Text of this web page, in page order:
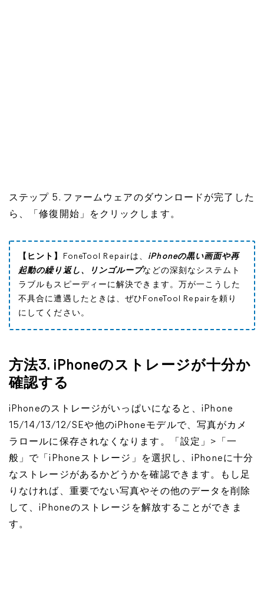
ステップ 5. ファームウェアのダウンロードが完了した
ら、「修復開始」をクリックします。
【ヒント】 FoneTool Repairは、 iPhoneの黒い画面や再
起動の繰り返し、リンゴループなどの深刻なシステムト
ラブルもスピーディーに解決できます。万が一こうした
不具合に遭遇したときは、ぜひFoneTool Repairを頼り
にしてください。
方法3. iPhoneのストレージが十分か
確認する
iPhoneのストレージがいっぱいになると、iPhone
15/14/13/12/SEや他のiPhoneモデルで、写真がカメ
ラロールに保存されなくなります。「設定」>「一
般」で「iPhoneストレージ」を選択し、iPhoneに十分
なストレージがあるかどうかを確認できます。もし足
りなければ、重要でない写真やその他のデータを削除
して、iPhoneのストレージを解放することができま
す。